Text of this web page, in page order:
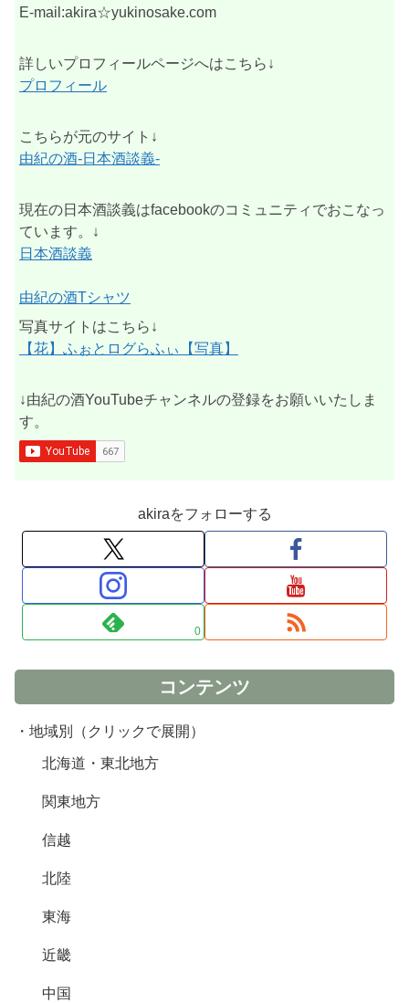
E-mail:akira☆yukinosake.com
詳しいプロフィールページへはこちら↓
プロフィール
こちらが元のサイト↓
由紀の酒-日本酒談義-
現在の日本酒談義はfacebookのコミュニティでおこなっ
ています。↓
日本酒談義
由紀の酒Tシャツ
写真サイトはこちら↓
【花】ふぉとログらふぃ【写真】
↓由紀の酒YouTubeチャンネルの登録をお願いいたしま
す。
akiraをフォローする
0
コンテンツ
・地域別（クリックで展開）
北海道・東北地方
関東地方
信越
北陸
東海
近畿
中国